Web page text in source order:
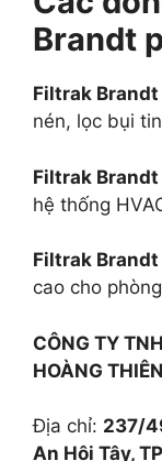
Brandt
Filtrak
nén, lọc bụi
Filtrak
hệ thống
Filtrak Brandt
cao cho
CÔNG TY
HOÀNG
Địa chỉ: 237/
An Hội Tây,